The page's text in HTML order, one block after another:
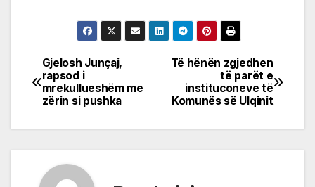
Post
navigation
Të hënën zgjedhen
të parët e
instituconeve të
Komunës së Ulqinit
Gjelosh Junçaj,
rapsod i
mrekullueshëm me
zërin si pushka